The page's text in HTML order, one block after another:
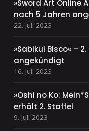
»Sword Art Online
nach 5 Jahren
22. Juli 2023
»Sabikui Bisco« –
angekündigt
16. Juli 2023
»Oshi no Ko:
erhält 2. Staffel
9. Juli 2023